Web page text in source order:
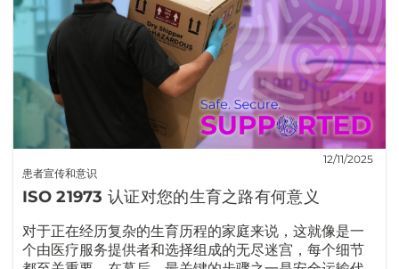
患者宣传和意识
12/11/2025
ISO 21973 认证对您的生育之路有何意义
对于正在经历复杂的生育历程的家庭来说，这就像是一
个由医疗服务提供者和选择组成的无尽迷宫，每个细节